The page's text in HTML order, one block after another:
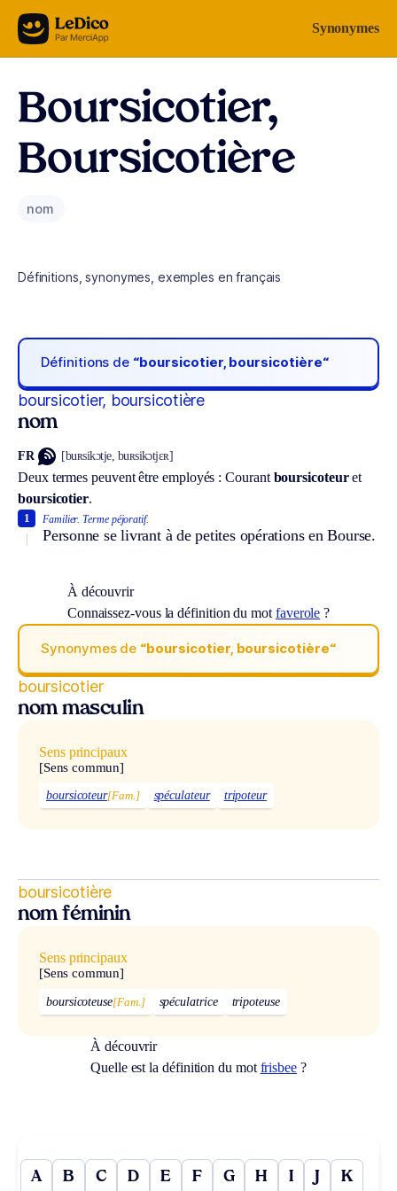
Aller au contenu Synonymes
Boursicotier,
Boursicotière
nom
Définitions, synonymes, exemples en français
Définitions de “boursicotier, boursicotière“
boursicotier, boursicotière
nom
FR [buʀsikɔtje, buʀsikɔtjɛʀ]
Deux termes peuvent être employés :Courant boursicoteuret
boursicotier.
Familier. Terme péjoratif.
Personne se livrant à de petites opérations en Bourse.
1
À découvrir
Connaissez-vous la définition du mot faverole ?
Synonymes de “boursicotier, boursicotière“
boursicotier
nom masculin
Sens principaux
[Sens commun]
boursicoteur[Fam.] spéculateur tripoteur
boursicotière
nom féminin
Sens principaux
[Sens commun]
boursicoteuse[Fam.] spéculatrice tripoteuse
À découvrir
Quelle est la définition du mot frisbee ?
A B C D E F G H I J K